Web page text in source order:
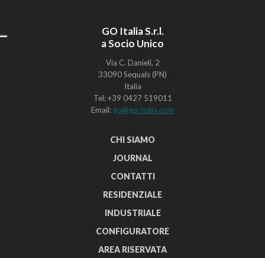
GO Italia S.r.l.
a Socio Unico
Via C. Danieli, 2
33090 Sequals (PN)
Italia
Tel: +39 0427 519011
Email: go@go-italia.com
CHI SIAMO
JOURNAL
CONTATTI
RESIDENZIALE
INDUSTRIALE
CONFIGURATORE
AREA RISERVATA